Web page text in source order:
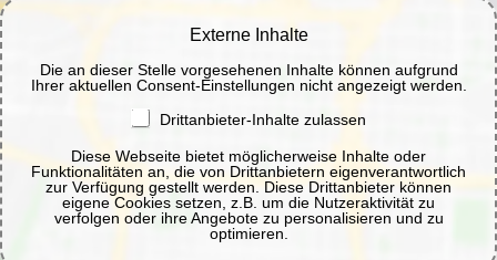
Externe Inhalte
Die an dieser Stelle vorgesehenen Inhalte können aufgrund
Ihrer aktuellen Consent-Einstellungen nicht angezeigt werden.
Drittanbieter-Inhalte zulassen
Diese Webseite bietet möglicherweise Inhalte oder
Funktionalitäten an, die von Drittanbietern eigenverantwortlich
zur Verfügung gestellt werden. Diese Drittanbieter können
eigene Cookies setzen, z.B. um die Nutzeraktivität zu
verfolgen oder ihre Angebote zu personalisieren und zu
optimieren.